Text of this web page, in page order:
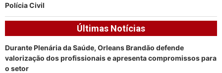
Polícia Civil
Últimas Notícias
Durante Plenária da Saúde, Orleans Brandão defende
valorização dos profissionais e apresenta compromissos para
o setor